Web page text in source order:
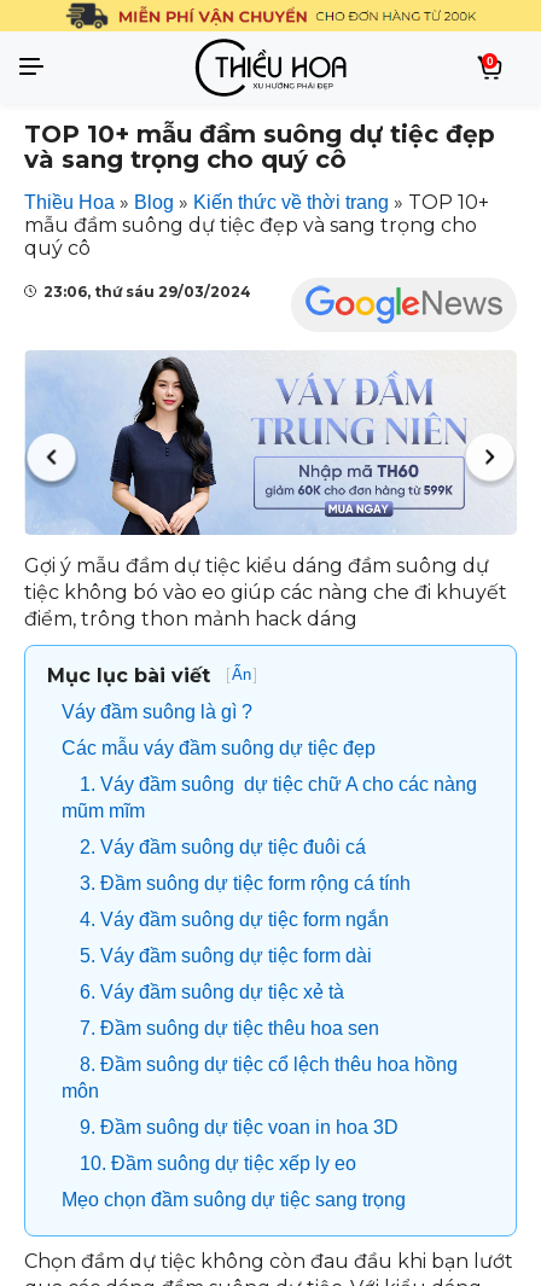
0
TOP 10+ mẫu đầm suông dự tiệc đẹp
và sang trọng cho quý cô
Thiều Hoa » Blog » Kiến thức về thời trang » TOP 10+
mẫu đầm suông dự tiệc đẹp và sang trọng cho
quý cô
23:06, thứ sáu 29/03/2024
Gợi ý mẫu đầm dự tiệc kiểu dáng đầm suông dự
tiệc không bó vào eo giúp các nàng che đi khuyết
điểm, trông thon mảnh hack dáng
Mục lục bài viết [Ẩn]
Váy đầm suông là gì ?
Các mẫu váy đầm suông dự tiệc đẹp
1. Váy đầm suông dự tiệc chữ A cho các nàng
mũm mĩm
2. Váy đầm suông dự tiệc đuôi cá
3. Đầm suông dự tiệc form rộng cá tính
4. Váy đầm suông dự tiệc form ngắn
5. Váy đầm suông dự tiệc form dài
6. Váy đầm suông dự tiệc xẻ tà
7. Đầm suông dự tiệc thêu hoa sen
8. Đầm suông dự tiệc cổ lệch thêu hoa hồng
môn
9. Đầm suông dự tiệc voan in hoa 3D
10. Đầm suông dự tiệc xếp ly eo
Mẹo chọn đầm suông dự tiệc sang trọng
Chọn đầm dự tiệc không còn đau đầu khi bạn lướt